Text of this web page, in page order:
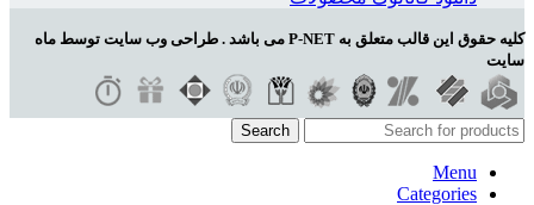
کلیه حقوق این قالب متعلق به P-NET می باشد . طراحی وب سایت توسط ماه
سایت
Search
Menu
Categories